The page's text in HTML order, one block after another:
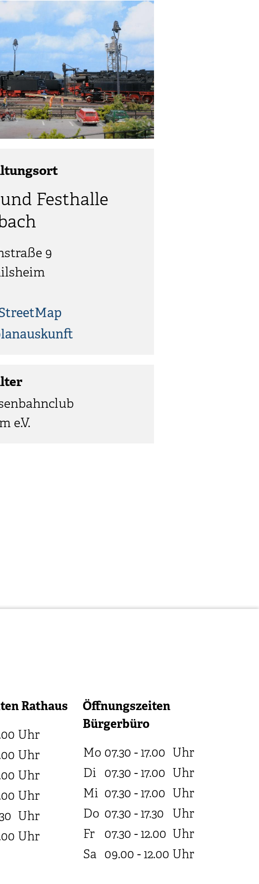
Festhalle
9
e.V.
Rathaus
Uhr
Uhr
Uhr
Uhr
Uhr
Uhr
Öffnungszeiten
Bürgerbüro
Mo 07.30 - 17.00 Uhr
Di 07.30 - 17.00 Uhr
Mi 07.30 - 17.00 Uhr
Do 07.30 - 17.30
Uhr
Fr
07.30 - 12.00 Uhr
Sa 09.00 - 12.00 Uhr